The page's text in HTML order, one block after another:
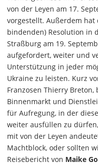
von der Leyen am 17.
vorgestellt. Außerdem hat
bindenden) Resolution in
Straßburg am 19.
aufgefordert, weiter und
Unterstützung in jeder
Ukraine zu leisten. Kurz
Franzosen Thierry
Binnenmarkt und
für Aufregung, in der
weiter ausfüllen zu
mit von der Leyen
Machtblock, oder sollten
Reisebericht von Maike